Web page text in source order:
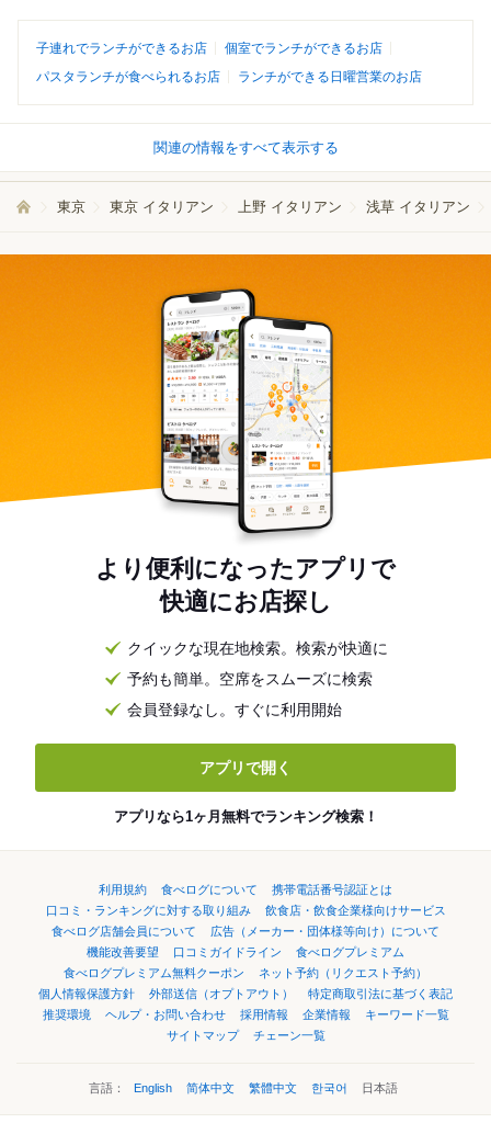
子連れでランチができるお店
個室でランチができるお店
パスタランチが食べられるお店
ランチができる日曜営業のお店
関連の情報をすべて表示する
東京 東京 イタリアン 上野 イタリアン 浅草 イタリアン
より便利になったアプリで
快適にお店探し
クイックな現在地検索。検索が快適に
予約も簡単。空席をスムーズに検索
会員登録なし。すぐに利用開始
アプリで開く
アプリなら1ヶ月無料でランキング検索！
利用規約 食べログについて
携帯電話番号認証とは
口コミ・ランキングに対する取り組み
飲食店・飲食企業様向けサービス
食べログ店舗会員について
広告（メーカー・団体様等向け）について
機能改善要望
口コミガイドライン
食べログプレミアム
食べログプレミアム無料クーポン
ネット予約（リクエスト予約）
個人情報保護方針
外部送信（オプトアウト）
特定商取引法に基づく表記
推奨環境
ヘルプ・お問い合わせ 採用情報 企業情報
キーワード一覧
サイトマップ
チェーン一覧
言語： English 简体中文 繁體中文 한국어 日本語